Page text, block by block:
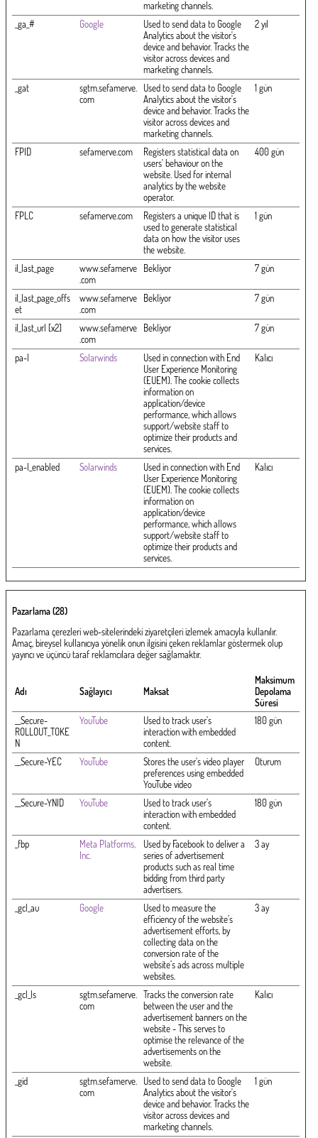
marketing channels.
_ga_#
Google
Used to send data to Google
Analytics about the visitor's
device and behavior. Tracks the
visitor across devices and
marketing channels.
2 yıl
_gat
sgtm.sefamerve.
com
Used to send data to Google
Analytics about the visitor's
device and behavior. Tracks the
visitor across devices and
marketing channels.
1 gün
FPID sefamerve.com
Registers statistical data on
users' behaviour on the
website. Used for internal
analytics by the website
operator.
400 gün
FPLC sefamerve.com
Registers a unique ID that is
used to generate statistical
data on how the visitor uses
the website.
1 gün
il_last_page
www.sefamerve
.com
Bekliyor 7 gün
il_last_page_offs
et
www.sefamerve
.com
Bekliyor 7 gün
il_last_url [x2]
www.sefamerve
.com
Bekliyor 7 gün
pa-l Solarwinds
Used in connection with End
User Experience Monitoring
(EUEM). The cookie collects
information on
application/device
performance, which allows
support/website staff to
optimize their products and
services.
Kalıcı
pa-l_enabled Solarwinds
Used in connection with End
User Experience Monitoring
(EUEM). The cookie collects
information on
application/device
performance, which allows
support/website staff to
optimize their products and
services.
Kalıcı
Pazarlama (28)
Pazarlama çerezleri web-sitelerindeki ziyaretçileri izlemek amacıyla kullanılır.
Amaç, bireysel kullanıcıya yönelik onun ilgisini çeken reklamlar göstermek olup
yayıncı ve üçüncü taraf reklamcılara değer sağlamaktır.
Adı Sağlayıcı Maksat
Maksimum
Depolama
Süresi
__Secure-
ROLLOUT_TOKE
N
YouTube
Used to track user’s
interaction with embedded
content.
180 gün
__Secure-YEC YouTube
Stores the user's video player
preferences using embedded
YouTube video
Oturum
__Secure-YNID YouTube
Used to track user’s
interaction with embedded
content.
180 gün
_fbp
Meta Platforms,
Inc.
Used by Facebook to deliver a
series of advertisement
products such as real time
bidding from third party
advertisers.
3 ay
_gcl_au Google
Used to measure the
efficiency of the website’s
advertisement efforts, by
collecting data on the
conversion rate of the
website’s ads across multiple
websites.
3 ay
_gcl_ls
sgtm.sefamerve.
com
Tracks the conversion rate
between the user and the
advertisement banners on the
website - This serves to
optimise the relevance of the
advertisements on the
website.
Kalıcı
_gid
sgtm.sefamerve.
com
Used to send data to Google
Analytics about the visitor's
device and behavior. Tracks the
visitor across devices and
marketing channels.
1 gün